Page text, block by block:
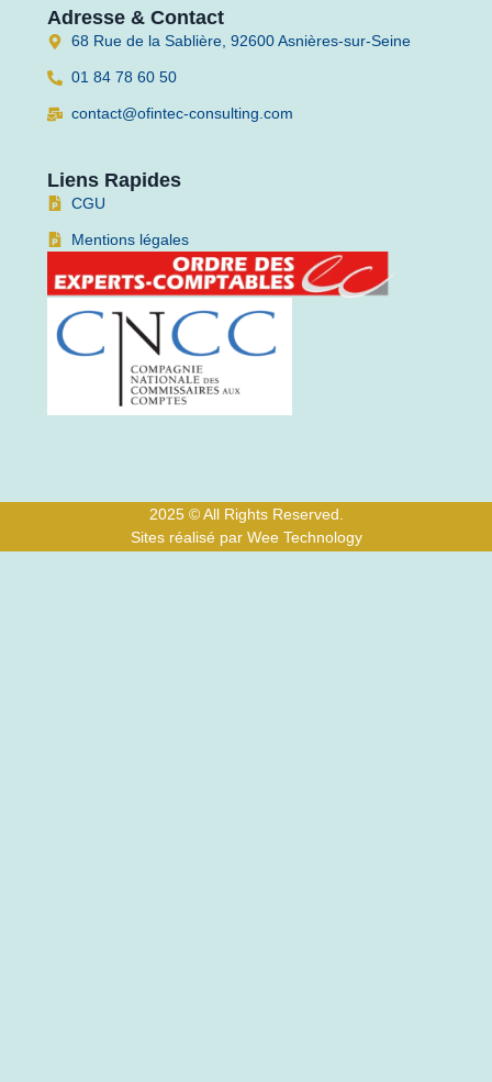
Adresse & Contact
68 Rue de la Sablière, 92600 Asnières-sur-Seine
01 84 78 60 50
contact@ofintec-consulting.com
Liens Rapides
CGU
Mentions légales
2025 © All Rights Reserved.
Sites réalisé par Wee Technology